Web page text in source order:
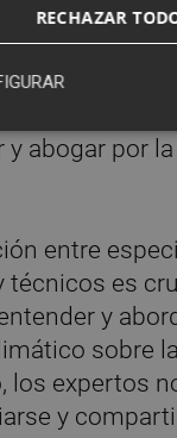
de la
la capacidad
y
amplia
y abogar por
entre
técnicos es
y
sobre
los expertos
y
RECHAZAR